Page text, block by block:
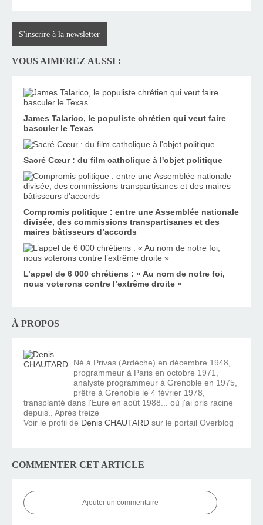
S'inscrire à la newsletter
VOUS AIMEREZ AUSSI :
James Talarico, le populiste chrétien qui veut faire
basculer le Texas
Sacré Cœur : du film catholique à l'objet politique
Compromis politique : entre une Assemblée nationale
divisée, des commissions transpartisanes et des
maires bâtisseurs d’accords
L’appel de 6 000 chrétiens : « Au nom de notre foi,
nous voterons contre l’extrême droite »
À PROPOS
Né à Privas (Ardèche) en décembre 1948,
programmeur à Paris en octobre 1971,
analyste programmeur à Grenoble en 1975,
prêtre à Grenoble le 4 février 1978,
transplanté dans l'Eure en août 1988... où j'ai pris racine
depuis.. Après treize
Voir le profil de Denis CHAUTARD sur le portail Overblog
COMMENTER CET ARTICLE
Ajouter un commentaire